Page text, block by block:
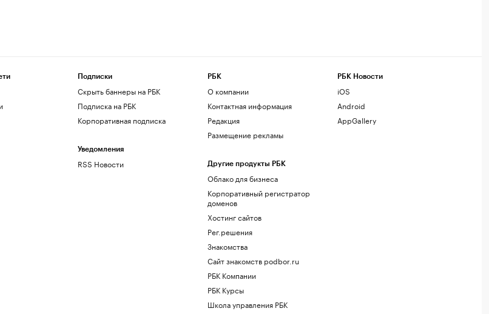
Подписки
Скрыть баннеры на РБК
Подписка на РБК
Корпоративная подписка
Уведомления
RSS Новости
РБК
О компании
Контактная информация
Редакция
Размещение рекламы
Другие продукты РБК
Облако для бизнеса
Корпоративный регистратор
доменов
Хостинг сайтов
Рег.решения
Знакомства
Сайт знакомств podbor.ru
РБК Компании
РБК Курсы
Школа управления РБК
РБК Новости
iOS
Android
AppGallery